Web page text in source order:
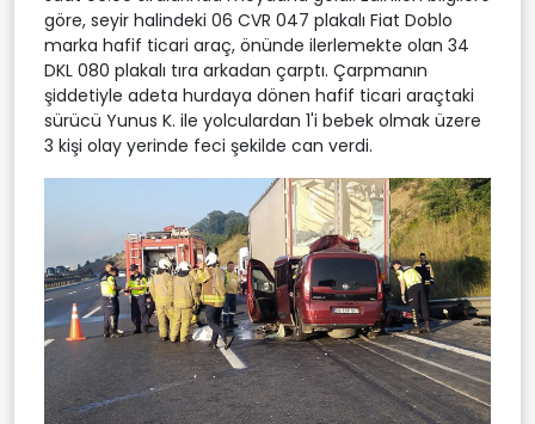
göre, seyir halindeki 06 CVR 047 plakalı Fiat Doblo
marka hafif ticari araç, önünde ilerlemekte olan 34
DKL 080 plakalı tıra arkadan çarptı. Çarpmanın
şiddetiyle adeta hurdaya dönen hafif ticari araçtaki
sürücü Yunus K. ile yolculardan 1'i bebek olmak üzere
3 kişi olay yerinde feci şekilde can verdi.